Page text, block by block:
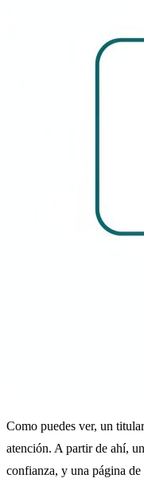
Como puedes ver, un
atención. A partir de ahí,
confianza, y una página